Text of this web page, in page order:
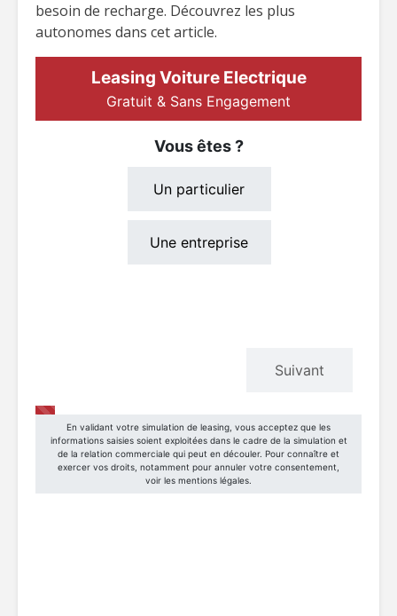
besoin de recharge. Découvrez les plus
autonomes dans cet article.